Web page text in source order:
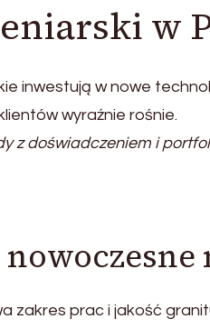
w
inwestują w nowe
wyraźnie rośnie.
z doświadczeniem i
zakres prac i jakość